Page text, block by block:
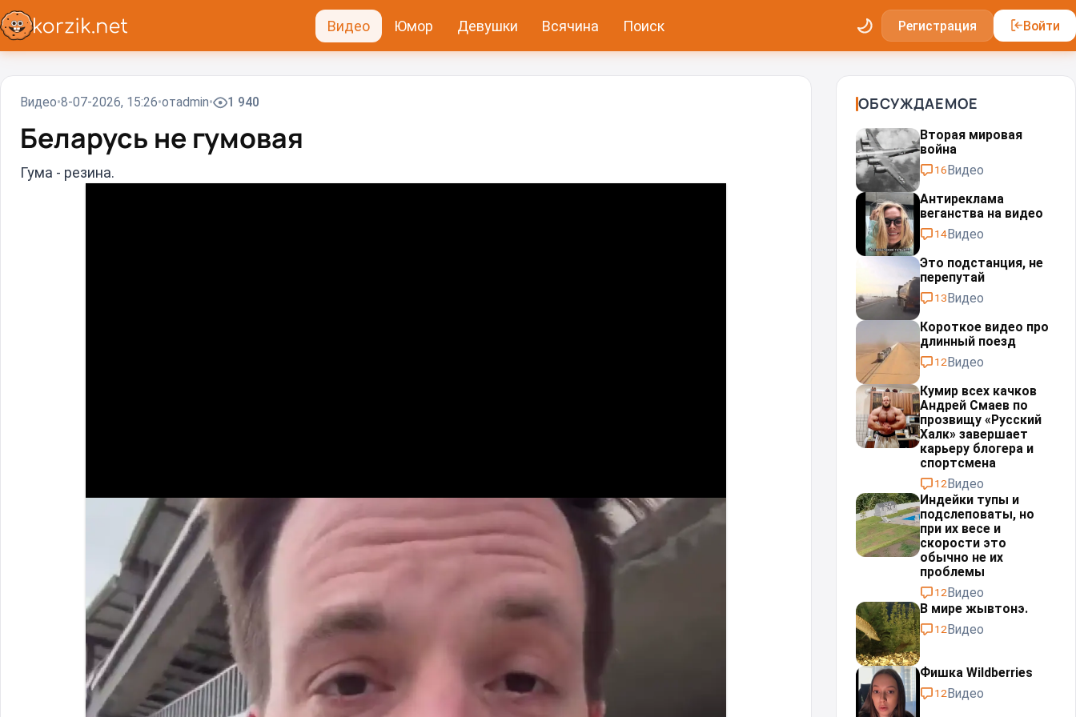
Видео Юмор Девушки Всячина Поиск Регистрация Войти
Видео 8-07-2026, 15:26 отadmin 1 940
Беларусь не гумовая
Гума - резина.
ОБСУЖДАЕМОЕ
Вторая мировая
война
16Видео
Антиреклама
веганства на видео
14Видео
Это подстанция, не
перепутай⁠⁠
13Видео
Короткое видео про
длинный поезд
12Видео
Кумир всех качков
Андрей Смаев по
прозвищу «Русский
Халк» завершает
карьеру блогера и
спортсмена
12Видео
Индейки тупы и
подслеповаты, но
при их весе и
скорости это
обычно не их
проблемы⁠⁠
12Видео
В мире жывтонэ.
12Видео
Фишка Wildberries
12Видео